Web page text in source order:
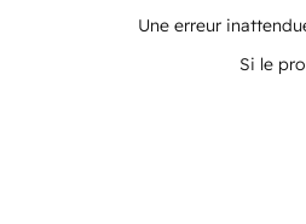
Une erreur
Si le